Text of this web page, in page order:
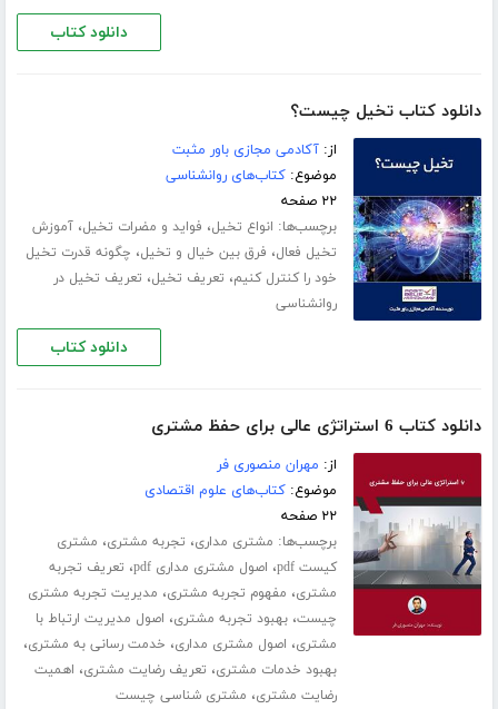
دانلود کتاب
دانلود کتاب تخیل چیست؟
از:آکادمی مجازی باور مثبت
موضوع:کتاب‌های روانشناسی
۲۲ صفحه
برچسب‌ها: انواع تخیل، فواید و مضرات تخیل،آموزش
تخیل فعال، فرق بین خیال و تخیل، چگونه قدرت تخیل
خود را کنترل کنیم، تعریف تخیل، تعریف تخیل در
روانشناسی
دانلود کتاب
دانلود کتاب 6 استراتژی عالی برای حفظ مشتری
از: مهران منصوری فر
موضوع:کتاب‌های علوم اقتصادی
۲۲ صفحه
برچسب‌ها: مشتری مداری، تجربه مشتری، مشتری
کیست pdf
، اصول مشتری مداری pdf ، تعریف تجربه
مشتری، مفهوم تجربه مشتری، مدیریت تجربه مشتری
چیست،بهبود تجربه مشتری، اصول مدیریت ارتباط با
مشتری، اصول مشتری مداری، خدمت رسانی به مشتری،
بهبود خدمات مشتری، تعریف رضایت مشتری، اهمیت
رضایت مشتری، مشتری شناسی چیست